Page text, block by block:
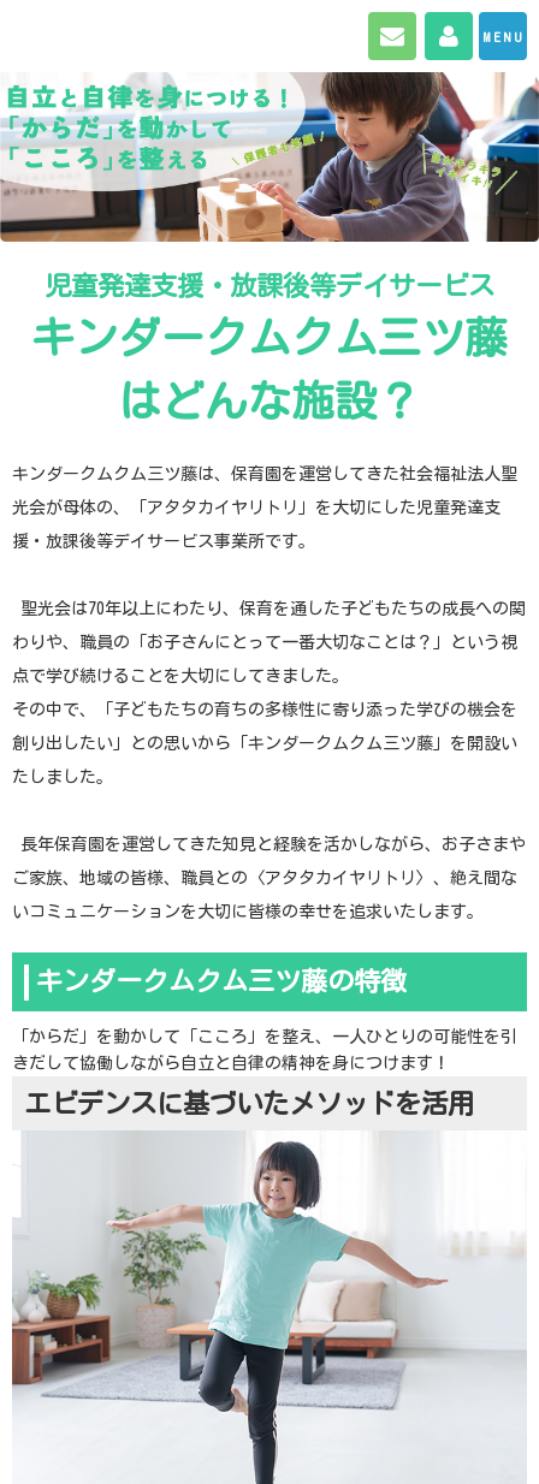
お問い合わせ
マイペ
MENU
児童発達支援・放課後等デイサービス
キンダークムクム三ツ藤
はどんな施設？
キンダークムクム三ツ藤は、保育園を運営してきた社会福祉法人聖
光会が母体の、「アタタカイヤリトリ」を大切にした児童発達支
援・放課後等デイサービス事業所です。
​聖光会は70年以上にわたり、保育を通した子どもたちの成長への関
わりや、職員の「お子さんにとって一番大切なことは？」という視
点で学び続けることを大切にしてきました。
その中で、「子どもたちの育ちの多様性に寄り添った学びの機会を
創り出したい」との思いから「キンダークムクム三ツ藤」を開設い
たしました。
長年保育園を運営してきた知見と経験を活かしながら、お子さまや
ご家族、地域の皆様、職員との〈アタタカイヤリトリ〉、絶え間な
いコミュニケーションを大切に皆様の幸せを追求いたします。
キンダークムクム三ツ藤の特徴
「からだ」を動かして「こころ」を整え、一人ひとりの可能性を引
きだして協働しながら自立と自律の精神を身につけます！
エビデンスに基づいたメソッドを活用